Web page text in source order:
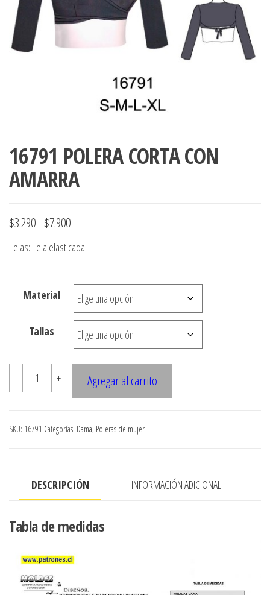
accumark ,
pdf , Moldes
Gerber ,
Graduaciones,
Ploteo y
Digitalización
accumark,
16791 POLERA CORTA CON
AMARRA
$3.290- $7.900Rango
de
desde
$3.290
hasta
$7.900
Telas: Tela elasticada
Material
Tallas
-
16791
AMARRA
+ Agregar al carrito
SKU: 16791 Categorías: Dama, Poleras de mujer
DESCRIPCIÓN INFORMACIÓN ADICIONAL
Tabla de medidas